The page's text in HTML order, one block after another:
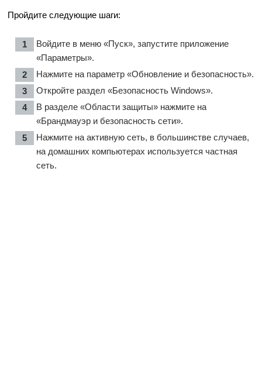
Пройдите следующие шаги:
Войдите в меню «Пуск», запустите приложение
«Параметры».
Нажмите на параметр «Обновление и безопасность».
Откройте раздел «Безопасность Windows».
В разделе «Области защиты» нажмите на
«Брандмауэр и безопасность сети».
Нажмите на активную сеть, в большинстве случаев,
на домашних компьютерах используется частная
сеть.